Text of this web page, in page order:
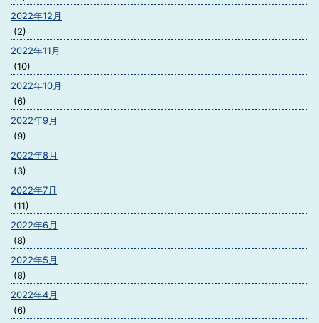
2022年12月
(2)
2022年11月
(10)
2022年10月
(6)
2022年9月
(9)
2022年8月
(3)
2022年7月
(11)
2022年6月
(8)
2022年5月
(8)
2022年4月
(6)